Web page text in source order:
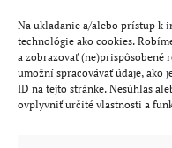
Na ukladanie a/alebo prístup k
technológie ako cookies.
a zobrazovať (ne)prispôsobené
umožní spracovávať údaje, ako
ID na tejto stránke. Nesúhlas
ovplyvniť určité vlastnosti a
Ponuka
O nás
Kontakt